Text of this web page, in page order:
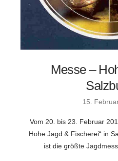
Messe –
15.
Vom 20. bis 23. Februar
Hohe Jagd & Fischerei“ in
ist die größte